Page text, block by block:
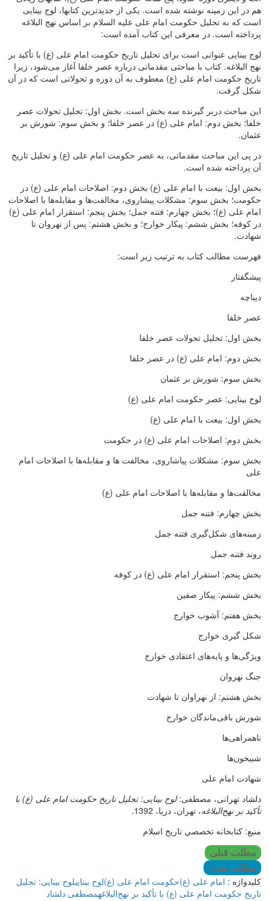
هم در این زمینه نوشته شده است. یکی از جدیدترین کتابها، لوح بینایی
است که به تحلیل حکومت امام علی علیه السلام بر اساس نهج البلاغه
پرداخته است. در معرفی این کتاب آمده است:
لوح بینایی عنوانی است برای تحلیل تاریخ حکومت امام علی (ع) با تأکید بر
نهج البلاغه. کتاب با مباحثی مقدماتی درباره عصر خلفا آغاز می‌شود، زیرا
تاریخ حکومت امام علی (ع) معطوف به آن دوره و تحولاتی است که در آن
شکل گرفت.
این مباحث دربر گیرنده سه بخش است. بخش اول: تحلیل تحولات عصر
خلفا؛ بخش دوم: امام علی (ع) در عصر خلفا؛ و بخش سوم: شورش بر
عثمان.
در پی این مباحث مقدماتی، به عصر حکومت امام علی (ع) و تحلیل تاریخ
آن پرداخته شده است.
بخش اول: بیعت با امام علی (ع) بخش دوم: اصلاحات امام علی (ع) در
حکومت؛ بخش سوم: مشکلات پیشاروی، مخالفت‌ها و مقابله‌ها با اصلاحات
امام علی (ع)؛ بخش چهارم: فتنه جمل؛ بخش پنجم: استقرار امام علی (ع)
در کوفه؛ بخش ششم: پیکار خوارج؛ و بخش هشتم: پس از نهروان تا
شهادت.
فهرست مطالب کتاب به ترتیب زیر است:
پیشگفتار
دیباچه
عصر خلفا
بخش اول: تحلیل تحولات عصر خلفا
بخش دوم: امام علی (ع) در عصر خلفا
بخش سوم: شورش بر عثمان
لوح بینایی: عصر حکومت امام علی (ع)
بخش اول: بیعت با امام علی (ع)
بخش دوم: اصلاحات امام علی (ع) در حکومت
بخش سوم: مشکلات پیاشاروی، مخالفت ها و مقابله‌ها با اصلاحات امام
علی
مخالفت‌ها و مقابله‌ها با اصلاحات امام علی (ع)
بخش چهارم: فتنه جمل
زمینه‌های شکل‌گیری فتنه جمل
روند فتنه جمل
بخش پنجم: استقرار امام علی (ع) در کوفه
بخش ششم: پیکار صفین
بخش هفتم: آشوب خوارج
شکل گیری خوارج
ویژگی‌ها و پایه‌های اعتقادی خوارج
جنگ نهروان
بخش هشتم: از نهراوان تا شهادت
شورش باقی‌ماندگان خوارج
ناهمراهی‌ها
شبیخون‌ها
شهادت امام علی
دلشاد تهرانی، مصطفی:لوح بینایی: تحلیل تاریخ حکومت امام علی (ع) با
تأکید بر نهج‌البلاغه، تهران، دريا، 1392.
منبع: كتابخانه تخصصي تاريخ اسلام
مطلب قبلی
مطلب بعدی
کلیدواژه : امام علی (ع)حکومت امام علی (ع)لوح بیناییلوح بینایی: تحلیل
تاریخ حکومت امام علی (ع) با تأکید بر نهج‌البلاغهمصطفی دلشاد